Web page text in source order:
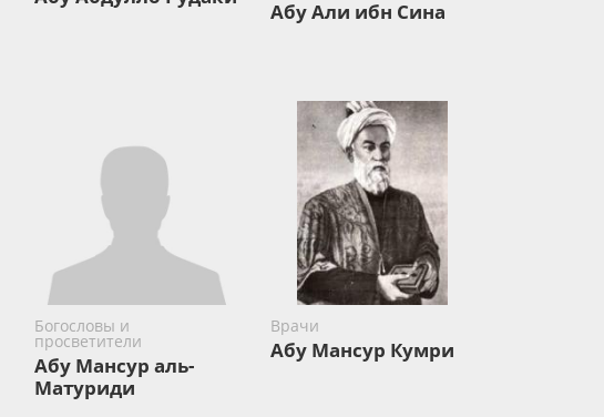
Абу Али ибн Сина
Богословы и
просветители
Абу Мансур аль-
Матуриди
Врачи
Абу Мансур Кумри